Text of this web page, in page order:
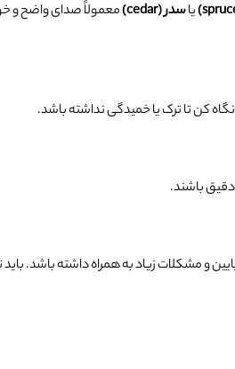
یاسدر(cedar)
معمولاً صدای واضح و
باشند.
و مشکلات زیاد به همراه داشته باشد.